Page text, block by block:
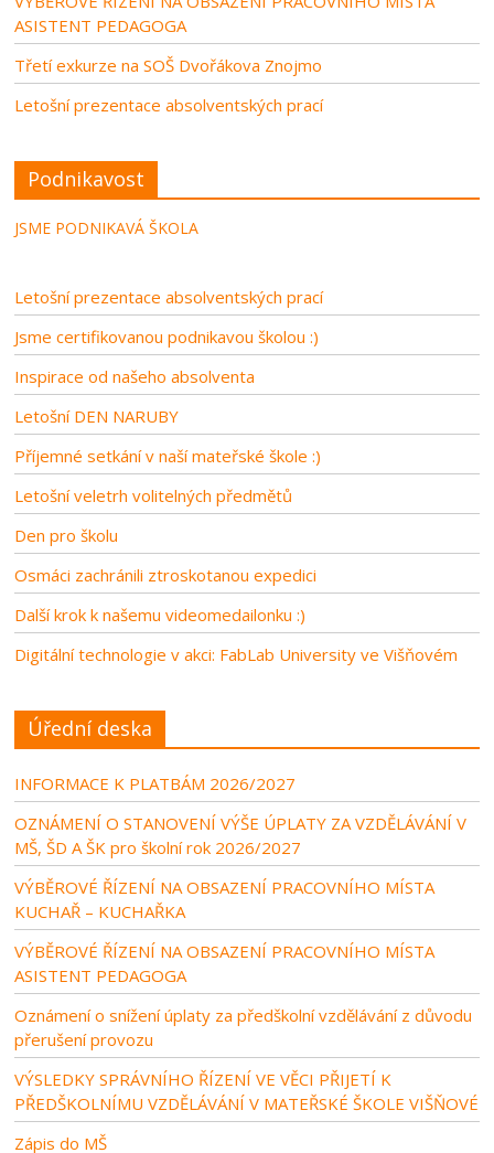
ASISTENT PEDAGOGA
Třetí exkurze na SOŠ Dvořákova Znojmo
Letošní prezentace absolventských prací
Podnikavost
JSME PODNIKAVÁ ŠKOLA
Letošní prezentace absolventských prací
Jsme certifikovanou podnikavou školou :)
Inspirace od našeho absolventa
Letošní DEN NARUBY
Příjemné setkání v naší mateřské škole :)
Letošní veletrh volitelných předmětů
Den pro školu
Osmáci zachránili ztroskotanou expedici
Další krok k našemu videomedailonku :)
Digitální technologie v akci: FabLab University ve Višňovém
Úřední deska
INFORMACE K PLATBÁM 2026/2027
OZNÁMENÍ O STANOVENÍ VÝŠE ÚPLATY ZA VZDĚLÁVÁNÍ V
MŠ, ŠD A ŠK pro školní rok 2026/2027
VÝBĚROVÉ ŘÍZENÍ NA OBSAZENÍ PRACOVNÍHO MÍSTA
KUCHAŘ – KUCHAŘKA
VÝBĚROVÉ ŘÍZENÍ NA OBSAZENÍ PRACOVNÍHO MÍSTA
ASISTENT PEDAGOGA
Oznámení o snížení úplaty za předškolní vzdělávání z důvodu
přerušení provozu
VÝSLEDKY SPRÁVNÍHO ŘÍZENÍ VE VĚCI PŘIJETÍ K
PŘEDŠKOLNÍMU VZDĚLÁVÁNÍ V MATEŘSKÉ ŠKOLE VIŠŇOVÉ
Zápis do MŠ